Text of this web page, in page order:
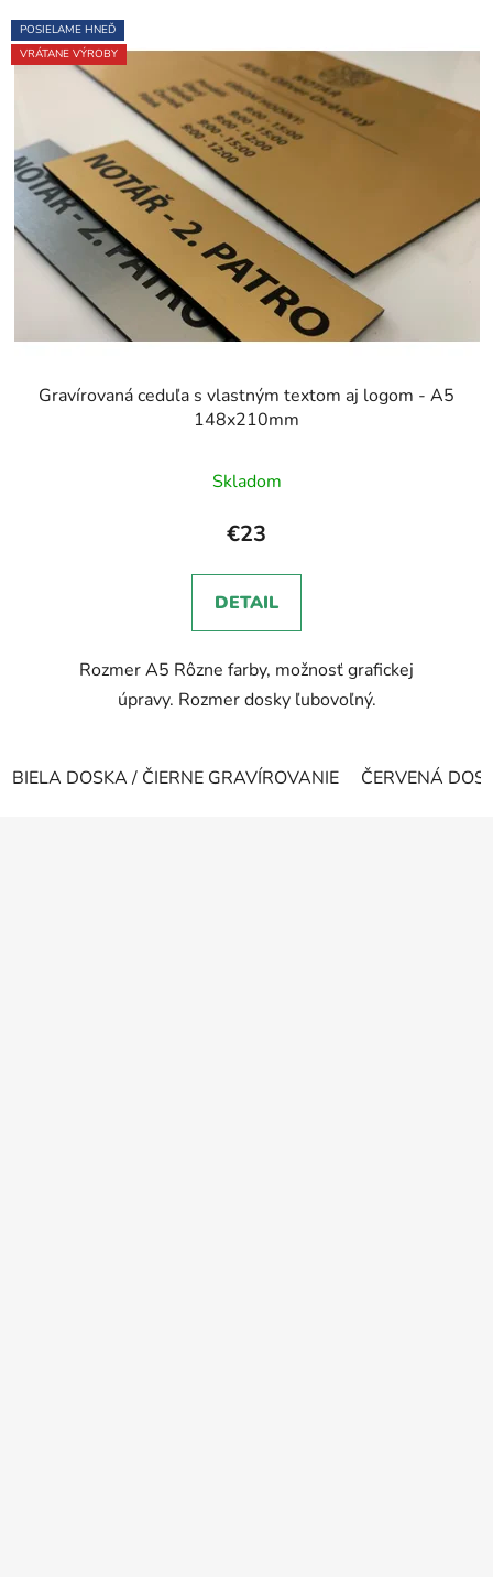
POSIELAME HNEĎ
VRÁTANE VÝROBY
Gravírovaná ceduľa s vlastným textom aj logom - A5
148x210mm
hodnotenie
produktu
5,0
z
hviezdičiek.
Skladom
€23
DETAIL
Rozmer A5 Rôzne farby, možnosť grafickej
úpravy. Rozmer dosky ľubovoľný.
BIELA DOSKA / ČIERNE GRAVÍROVANIE ČERVENÁ